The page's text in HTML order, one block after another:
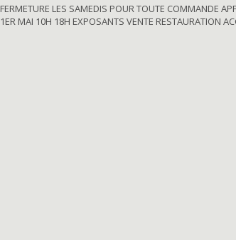
FERMETURE LES SAMEDIS POUR TOUTE COMMANDE
1ER MAI 10H 18H EXPOSANTS VENTE RESTAURATION